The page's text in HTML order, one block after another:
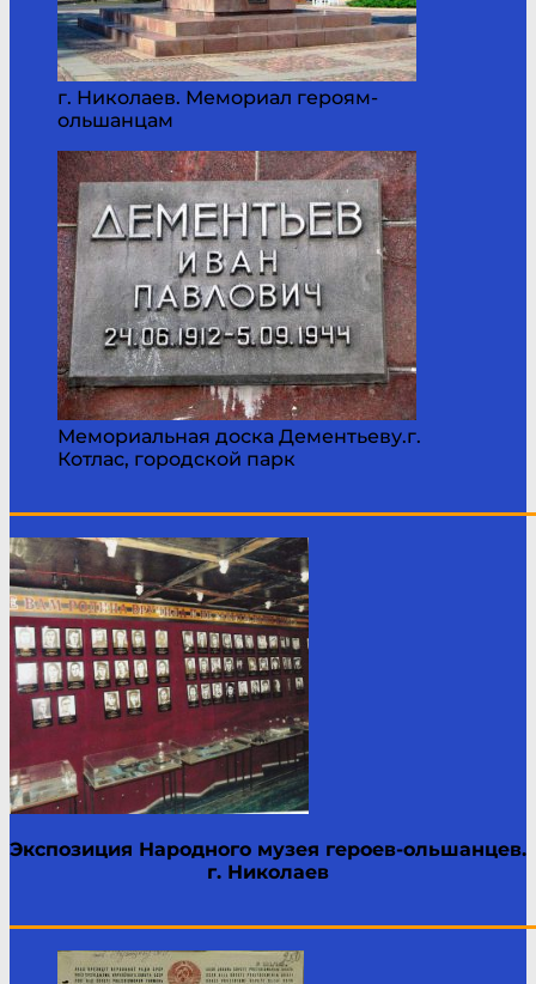
г. Николаев. Мемориал героям-
ольшанцам
Мемориальная доска Дементьеву.г.
Котлас, городской парк
Экспозиция Народного музея героев-ольшанцев.
г. Николаев